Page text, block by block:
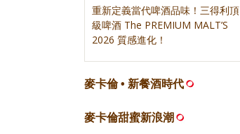
重新定義當代啤酒品味！三得利頂
級啤酒 The PREMIUM MALT’S
2026 質感進化！
麥卡倫 • 新餐酒時代
麥卡倫甜蜜新浪潮